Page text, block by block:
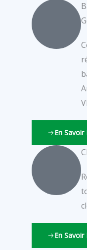
En Savoir
En Savoir